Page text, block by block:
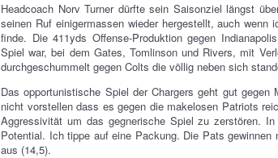
Headcoach Norv Turner dürfte sein Saisonziel längst
seinen Ruf einigermassen wieder hergestellt, auch
finde. Die 411yds Offense-Produktion gegen
Spiel war, bei dem Gates, Tomlinson und Rivers, mit
durchgeschummelt gegen Colts die völlig neben sich
Das opportunistische Spiel der Chargers geht gut
nicht vorstellen dass es gegen die makelosen Patriots
Aggressivität um das gegnerische Spiel zu zerstören.
Potential. Ich tippe auf eine Packung. Die Pats
aus (14,5).